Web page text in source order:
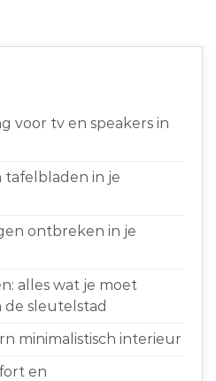
voor tv en speakers in
tafelbladen in je
ontbreken in je
alles wat je moet
sleutelstad
minimalistisch interieur
en